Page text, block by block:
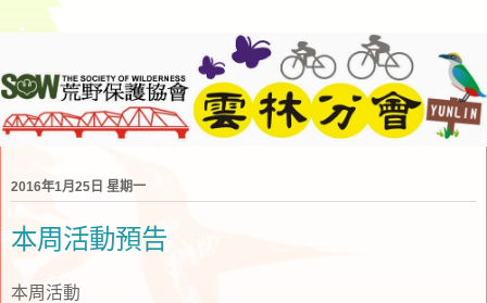
2016年1月25日 星期一
本周活動預告
本周活動